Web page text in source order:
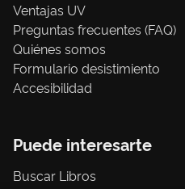
Ventajas UV
Preguntas frecuentes (FAQ)
Quiénes somos
Formulario desistimiento
Accesibilidad
Puede interesarte
Buscar Libros